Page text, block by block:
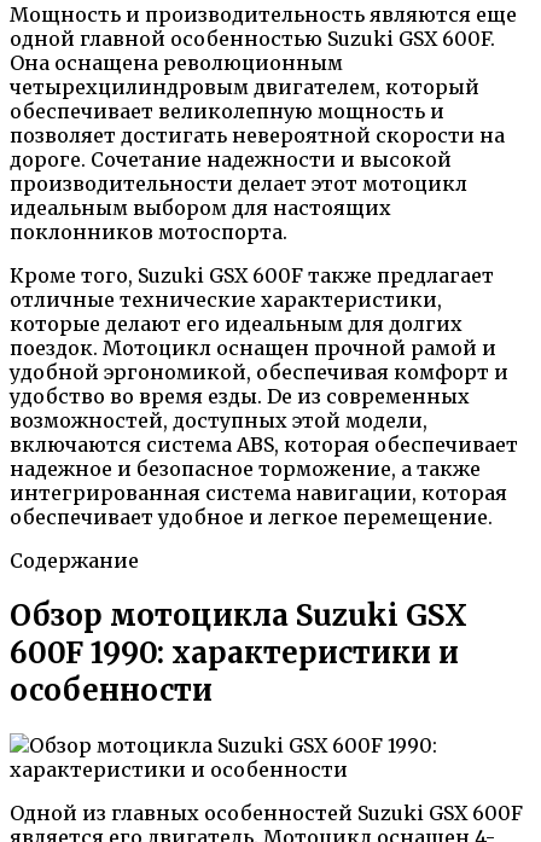
Мощность и производительность являются еще
одной главной особенностью Suzuki GSX 600F.
Она оснащена революционным
четырехцилиндровым двигателем, который
обеспечивает великолепную мощность и
позволяет достигать невероятной скорости на
дороге. Сочетание надежности и высокой
производительности делает этот мотоцикл
идеальным выбором для настоящих
поклонников мотоспорта.
Кроме того, Suzuki GSX 600F также предлагает
отличные технические характеристики,
которые делают его идеальным для долгих
поездок. Мотоцикл оснащен прочной рамой и
удобной эргономикой, обеспечивая комфорт и
удобство во время езды. De из современных
возможностей, доступных этой модели,
включаются система ABS, которая обеспечивает
надежное и безопасное торможение, а также
интегрированная система навигации, которая
обеспечивает удобное и легкое перемещение.
Содержание
Обзор мотоцикла Suzuki GSX
600F 1990: характеристики и
особенности
Одной из главных особенностей Suzuki GSX 600F
является его двигатель. Мотоцикл оснащен 4-